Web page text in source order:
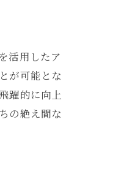
活用したア
が可能とな
躍的に向上
の絶え間な